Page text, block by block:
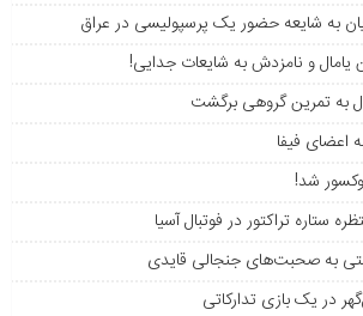
به شایعه حضور یک پرسپولیسی در عراق
و نامزدش به شایعات جدایی!
به تمرین گروهی برگشت
به اعضای فیفا
شد!
ستاره تراکتور در فوتبال آسیا
به صحبت‌های جنجالی قایدی
در یک بازی تدارکاتی